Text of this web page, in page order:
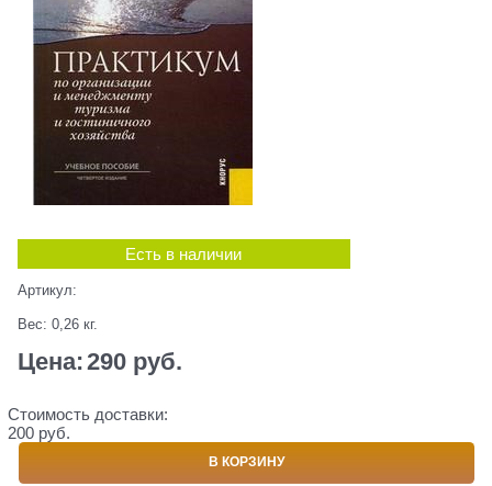
Есть в наличии
Артикул:
Вес: 0,26 кг.
Цена:290 руб.
Стоимость доставки:
200 руб.
В КОРЗИНУ